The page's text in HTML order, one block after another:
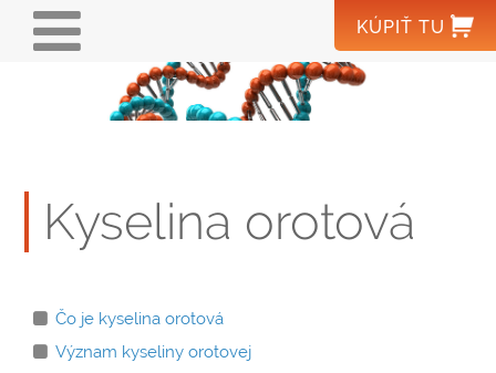
Skočiť
hlavný
KÚPIŤ TU
MAIN
NAVIGATION
DOMOV
MAGNÉZIUM
Kyselina orotová
Čo je kyselina orotová
Význam kyseliny orotovej